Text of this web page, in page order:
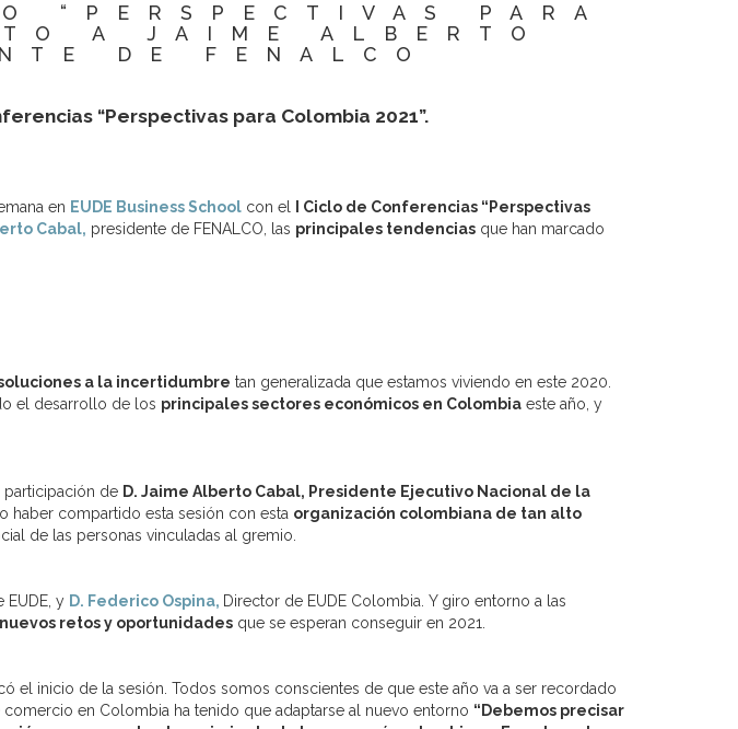
PARA
A JAIME ALBERTO
DE FENALCO
“Perspectivas para Colombia 2021”.
en EUDE Business School con el
I Ciclo de Conferencias “Perspectivas
Cabal, presidente de FENALCO, las principales tendencias que han marcado
a la incertidumbre tan generalizada que estamos viviendo en este 2020.
el desarrollo de los principales sectores económicos en Colombia este año, y
participación de D. Jaime Alberto Cabal, Presidente Ejecutivo Nacional de la
haber compartido esta sesión con esta organización colombiana de tan alto
de las personas vinculadas al gremio.
EUDE, y D. Federico Ospina, Director de EUDE Colombia. Y giro entorno a las
nuevos retos y oportunidades que se esperan conseguir en 2021.
el inicio de la sesión. Todos somos conscientes de que este año va a ser recordado
en Colombia ha tenido que adaptarse al nuevo entorno “Debemos precisar